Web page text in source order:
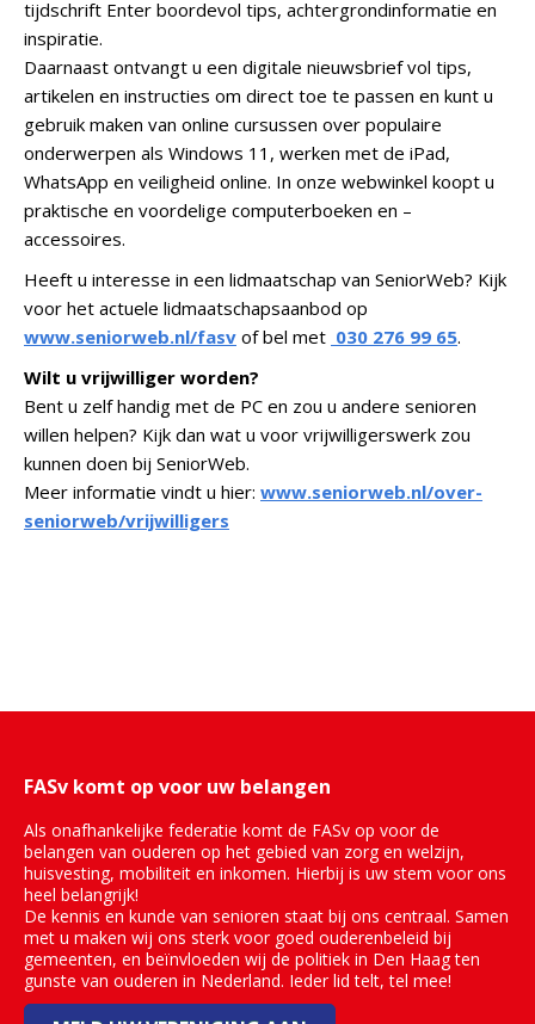
tijdschrift Enter boordevol tips, achtergrondinformatie en
inspiratie.
Daarnaast ontvangt u een digitale nieuwsbrief vol tips,
artikelen en instructies om direct toe te passen en kunt u
gebruik maken van online cursussen over populaire
onderwerpen als Windows 11, werken met de iPad,
WhatsApp en veiligheid online. In onze webwinkel koopt u
praktische en voordelige computerboeken en –
accessoires.
Heeft u interesse in een lidmaatschap van SeniorWeb? Kijk
voor het actuele lidmaatschapsaanbod op
www.seniorweb.nl/fasv of bel met 030 276 99 65.
Wilt u vrijwilliger worden?
Bent u zelf handig met de PC en zou u andere senioren
willen helpen? Kijk dan wat u voor vrijwilligerswerk zou
kunnen doen bij SeniorWeb.
Meer informatie vindt u hier: www.seniorweb.nl/over-
seniorweb/vrijwilligers
FASv komt op voor uw belangen
Als onafhankelijke federatie komt de FASv op voor de
belangen van ouderen op het gebied van zorg en welzijn,
huisvesting, mobiliteit en inkomen. Hierbij is uw stem voor ons
heel belangrijk!
De kennis en kunde van senioren staat bij ons centraal. Samen
met u maken wij ons sterk voor goed ouderenbeleid bij
gemeenten, en beïnvloeden wij de politiek in Den Haag ten
gunste van ouderen in Nederland. Ieder lid telt, tel mee!